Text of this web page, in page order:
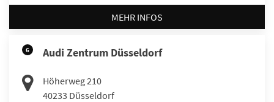
MEHR INFOS
6 Audi Zentrum Düsseldorf
Höherweg 210
40233 Düsseldorf